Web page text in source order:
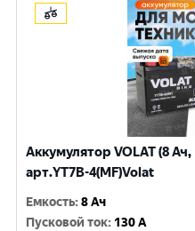
Аккумулятор VOLAT (8
арт.YT7B-4(MF)Volat
Емкость:8 Ач
Пусковой ток: 130 A